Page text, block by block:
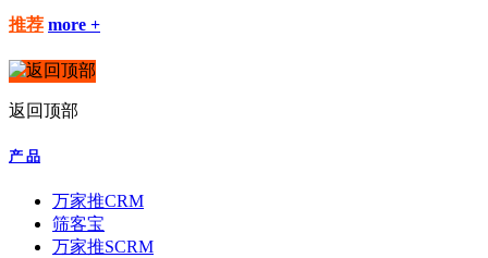
推荐 more +
返回顶部
产 品
万家推CRM
筛客宝
万家推SCRM